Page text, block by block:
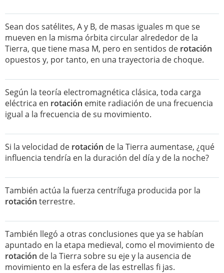
Sean dos satélites, A y B, de masas iguales m que se
mueven en la misma órbita circular alrededor de la
Tierra, que tiene masa M, pero en sentidos de rotación
opuestos y, por tanto, en una trayectoria de choque.
Según la teoría electromagnética clásica, toda carga
eléctrica en rotación emite radiación de una frecuencia
igual a la frecuencia de su movimiento.
Si la velocidad de rotación de la Tierra aumentase, ¿qué
influencia tendría en la duración del día y de la noche?
También actúa la fuerza centrífuga producida por la
rotación terrestre.
También llegó a otras conclusiones que ya se habían
apuntado en la etapa medieval, como el movimiento de
rotación de la Tierra sobre su eje y la ausencia de
movimiento en la esfera de las estrellas fi jas.